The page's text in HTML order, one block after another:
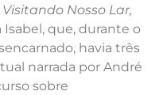
Visitando Nosso Lar,
que, durante o
havia três
narrada por André
sobre